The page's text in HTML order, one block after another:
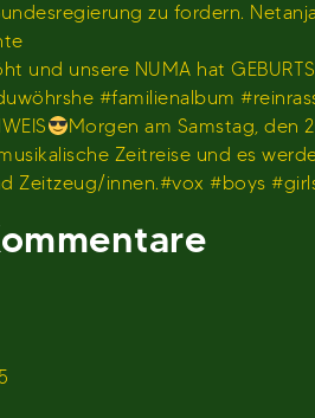
zu fordern.
und unsere NUMA hat
#familienalbum
Morgen am Samstag, den
Zeitreise und es
Zeitzeug/innen.#vox #boys